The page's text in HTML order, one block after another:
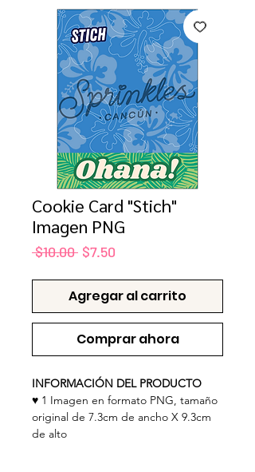
Cookie Card "Stich"
Imagen PNG
$10.00 Precio
$7.50
oferta
Agregar al carrito
Comprar ahora
INFORMACIÓN DEL PRODUCTO
♥ 1 Imagen en formato PNG, tamaño
original de 7.3cm de ancho X 9.3cm
de alto